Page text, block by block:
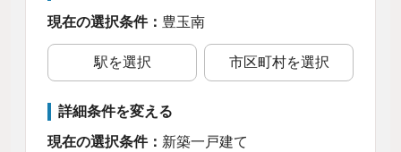
現在の選択条件： 豊玉南
駅を選択 市区町村を選択
詳細条件を変える
現在の選択条件： 新築一戸建て